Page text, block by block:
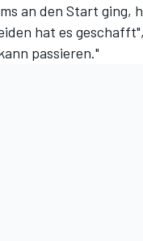
an den Start ging,
hat es
passieren."